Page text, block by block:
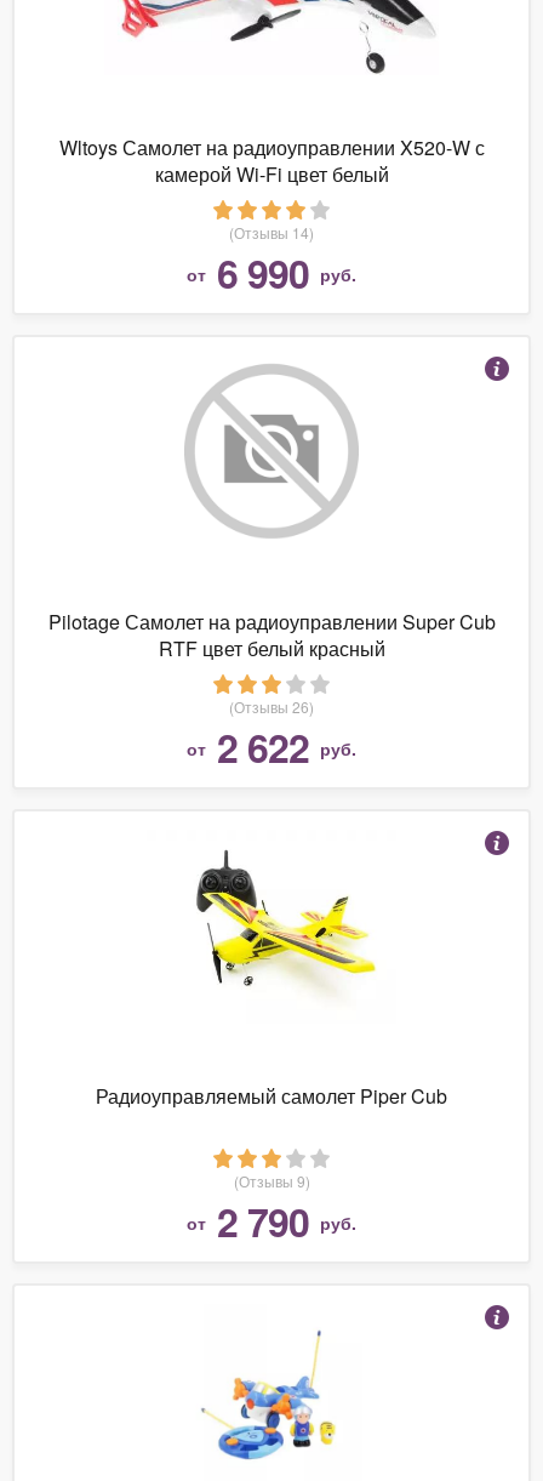
Wltoys Самолет на радиоуправлении X520-W с
камерой Wi-Fi цвет белый
(Отзывы 14)
от 6 990 руб.
Pilotage Самолет на радиоуправлении Super Cub
RTF цвет белый красный
(Отзывы 26)
от 2 622 руб.
Радиоуправляемый самолет Piper Cub
(Отзывы 9)
от 2 790 руб.